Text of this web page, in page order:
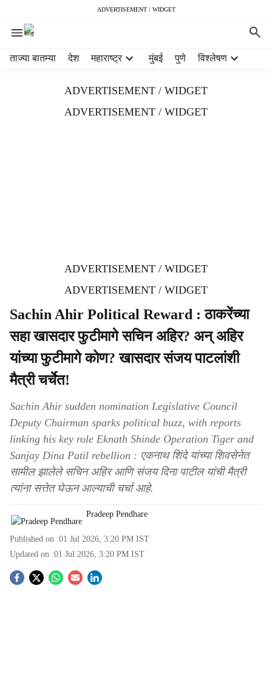
ADVERTISEMENT / WIDGET
ताज्या बातम्या देश महाराष्ट्र मुंबई पुणे विश्लेषण
ADVERTISEMENT / WIDGET
ADVERTISEMENT / WIDGET
ADVERTISEMENT / WIDGET
ADVERTISEMENT / WIDGET
Sachin Ahir Political Reward : ठाकरेंच्या
सहा खासदार फुटीमागे सचिन अहिर? अन् अहिर
यांच्या फुटीमागे कोण? खासदार संजय पाटलांशी
मैत्री चर्चेत!
Sachin Ahir sudden nomination Legislative Council
Deputy Chairman sparks political buzz, with reports
linking his key role Eknath Shinde Operation Tiger and
Sanjay Dina Patil rebellion : एकनाथ शिंदे यांच्या शिवसेनेत
सामील झालेले सचिन अहिर आणि संजय दिना पाटील यांची मैत्री
त्यांना सत्तेत घेऊन आल्याची चर्चा आहे.
Pradeep Pendhare
Published on :01 Jul 2026, 3:20 PM IST
Updated on :01 Jul 2026, 3:20 PM IST
S